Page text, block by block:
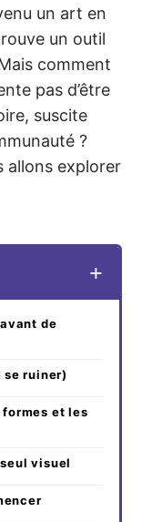
un art en
un outil
comment
pas d’être
suscite
?
allons explorer
de
se ruiner)
et les
visuel